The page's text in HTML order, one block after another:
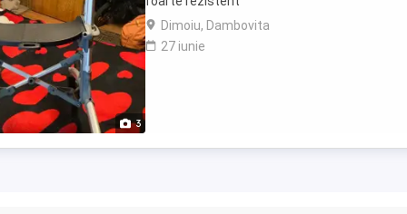
3
Dimoiu, Dambovita
27 iunie